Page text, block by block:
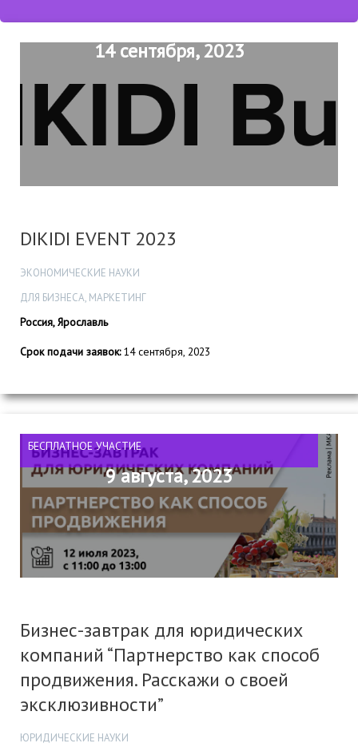
14 сентября, 2023
DIKIDI EVENT 2023
ЭКОНОМИЧЕСКИЕ НАУКИ
ДЛЯ БИЗНЕСА, МАРКЕТИНГ
Россия, Ярославль
Срок подачи заявок:14 сентября, 2023
БЕСПЛАТНОЕ УЧАСТИЕ
9 августа, 2023
Бизнес-завтрак для юридических
компаний “Партнерство как способ
продвижения. Расскажи о своей
эксклюзивности”
ЮРИДИЧЕСКИЕ НАУКИ